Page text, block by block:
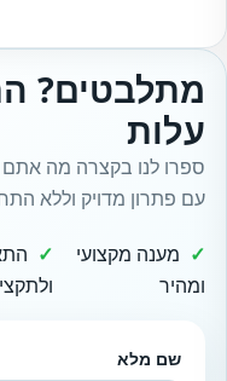
מתלבטים?
עלות
ספרו לנו בקצרה מה אתם
עם פתרון מדויק וללא
מענה מקצועי
ומהיר
שם מלא